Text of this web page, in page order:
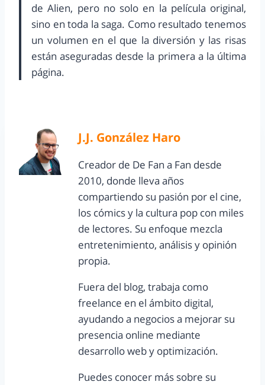
de Alien, pero no solo en la película original,
sino en toda la saga. Como resultado tenemos
un volumen en el que la diversión y las risas
están aseguradas desde la primera a la última
página.
J.J. González Haro
Creador de De Fan a Fan desde
2010, donde lleva años
compartiendo su pasión por el cine,
los cómics y la cultura pop con miles
de lectores. Su enfoque mezcla
entretenimiento, análisis y opinión
propia.
Fuera del blog, trabaja como
freelance en el ámbito digital,
ayudando a negocios a mejorar su
presencia online mediante
desarrollo web y optimización.
Puedes conocer más sobre su